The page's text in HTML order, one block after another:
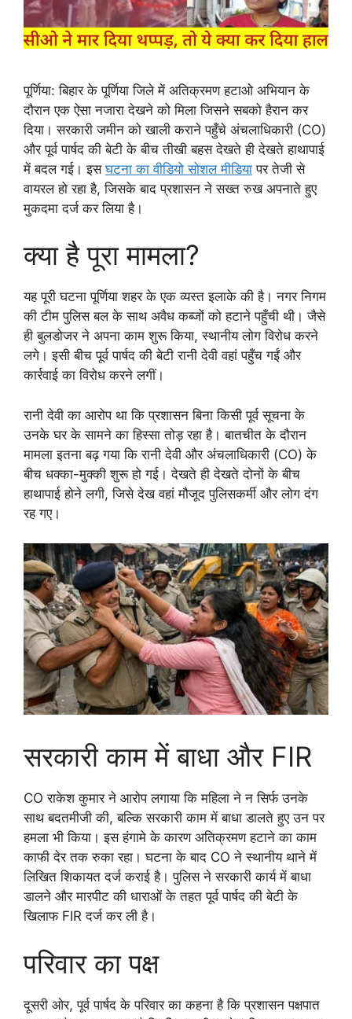
पूर्णिया: बिहार के पूर्णिया जिले में अतिक्रमण हटाओ अभियान के
दौरान एक ऐसा नजारा देखने को मिला जिसने सबको हैरान कर
दिया। सरकारी जमीन को खाली कराने पहुँचे अंचलाधिकारी (CO)
और पूर्व पार्षद की बेटी के बीच तीखी बहस देखते ही देखते हाथापाई
में बदल गई। इसघटना का वीडियो सोशल मीडिया पर तेजी से
वायरल हो रहा है, जिसके बाद प्रशासन ने सख्त रुख अपनाते हुए
मुकदमा दर्ज कर लिया है।
क्या है पूरा मामला?
यह पूरी घटना पूर्णिया शहर के एक व्यस्त इलाके की है। नगर निगम
की टीम पुलिस बल के साथ अवैध कब्जों को हटाने पहुँची थी। जैसे
ही बुलडोजर ने अपना काम शुरू किया, स्थानीय लोग विरोध करने
लगे। इसी बीच पूर्व पार्षद की बेटी रानी देवी वहां पहुँच गईं और
कार्रवाई का विरोध करने लगीं।
रानी देवी का आरोप था कि प्रशासन बिना किसी पूर्व सूचना के
उनके घर के सामने का हिस्सा तोड़ रहा है। बातचीत के दौरान
मामला इतना बढ़ गया कि रानी देवी और अंचलाधिकारी (CO) के
बीच धक्का-मुक्की शुरू हो गई। देखते ही देखते दोनों के बीच
हाथापाई होने लगी, जिसे देख वहां मौजूद पुलिसकर्मी और लोग दंग
रह गए।
सरकारी काम में बाधा और FIR
CO राकेश कुमार ने आरोप लगाया कि महिला ने न सिर्फ उनके
साथ बदतमीजी की, बल्कि सरकारी काम में बाधा डालते हुए उन पर
हमला भी किया। इस हंगामे के कारण अतिक्रमण हटाने का काम
काफी देर तक रुका रहा। घटना के बाद CO ने स्थानीय थाने में
लिखित शिकायत दर्ज कराई है। पुलिस ने सरकारी कार्य में बाधा
डालने और मारपीट की धाराओं के तहत पूर्व पार्षद की बेटी के
खिलाफ FIR दर्ज कर ली है।
परिवार का पक्ष
दूसरी ओर, पूर्व पार्षद के परिवार का कहना है कि प्रशासन पक्षपात